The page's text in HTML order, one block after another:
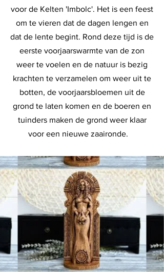
voor de Kelten 'Imbolc'. Het is een feest
om te vieren dat de dagen lengen en
dat de lente begint. Rond deze tijd is de
eerste voorjaarswarmte van de zon
weer te voelen en de natuur is bezig
krachten te verzamelen om weer uit te
botten, de voorjaarsbloemen uit de
grond te laten komen en de boeren en
tuinders maken de grond weer klaar
voor een nieuwe zaaironde.